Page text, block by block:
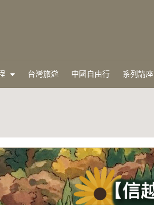
台灣旅遊 中國自由行 系列講座